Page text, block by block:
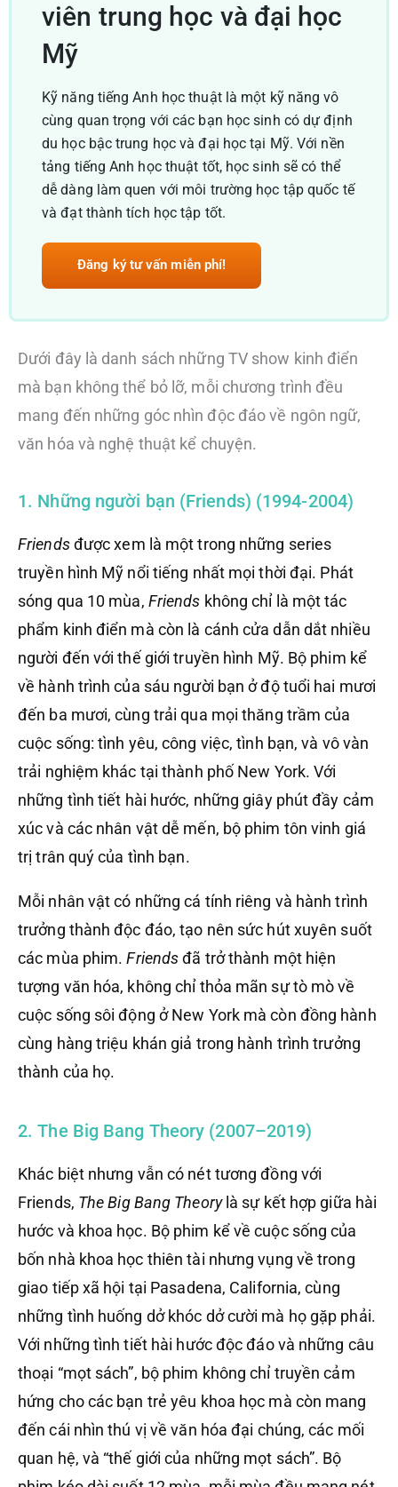
viên trung học và đại học
Mỹ
Kỹ năng tiếng Anh học thuật là một kỹ năng vô
cùng quan trọng với các bạn học sinh có dự định
du học bậc trung học và đại học tại Mỹ. Với nền
tảng tiếng Anh học thuật tốt, học sinh sẽ có thể
dễ dàng làm quen với môi trường học tập quốc tế
và đạt thành tích học tập tốt.
Đăng ký tư vấn miễn phí!
Dưới đây là danh sách những TV show kinh điển
mà bạn không thể bỏ lỡ, mỗi chương trình đều
mang đến những góc nhìn độc đáo về ngôn ngữ,
văn hóa và nghệ thuật kể chuyện.
1. Những người bạn (Friends) (1994-2004)
Friendsđược xem là một trong những series
truyền hình Mỹ nổi tiếng nhất mọi thời đại. Phát
sóng qua 10 mùa, Friends không chỉ là một tác
phẩm kinh điển mà còn là cánh cửa dẫn dắt nhiều
người đến với thế giới truyền hình Mỹ. Bộ phim kể
về hành trình của sáu người bạn ở độ tuổi hai mươi
đến ba mươi, cùng trải qua mọi thăng trầm của
cuộc sống: tình yêu, công việc, tình bạn, và vô vàn
trải nghiệm khác tại thành phố New York. Với
những tình tiết hài hước, những giây phút đầy cảm
xúc và các nhân vật dễ mến, bộ phim tôn vinh giá
trị trân quý của tình bạn.
Mỗi nhân vật có những cá tính riêng và hành trình
trưởng thành độc đáo, tạo nên sức hút xuyên suốt
các mùa phim.Friendsđã trở thành một hiện
tượng văn hóa, không chỉ thỏa mãn sự tò mò về
cuộc sống sôi động ở New York mà còn đồng hành
cùng hàng triệu khán giả trong hành trình trưởng
thành của họ.
2. The Big Bang Theory (2007–2019)
Khác biệt nhưng vẫn có nét tương đồng với
Friends, The Big Bang Theorylà sự kết hợp giữa hài
hước và khoa học. Bộ phim kể về cuộc sống của
bốn nhà khoa học thiên tài nhưng vụng về trong
giao tiếp xã hội tại Pasadena, California, cùng
những tình huống dở khóc dở cười mà họ gặp phải.
Với những tình tiết hài hước độc đáo và những câu
thoại “mọt sách”, bộ phim không chỉ truyền cảm
hứng cho các bạn trẻ yêu khoa học mà còn mang
đến cái nhìn thú vị về văn hóa đại chúng, các mối
quan hệ, và “thế giới của những mọt sách”. Bộ